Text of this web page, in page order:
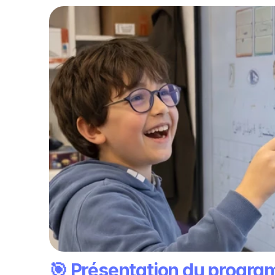
🎯 Présentation du